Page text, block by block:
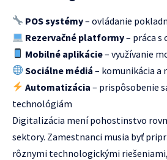
POS systémy– ovládanie
Rezervačné platformy– práca s
Mobilné aplikácie– využívanie
Sociálne médiá – komunikácia a
Automatizácia – prispôsobenie
technológiám
Digitalizácia mení pohostinstvo
sektory. Zamestnanci musia byť
rôznymi technologickými riešeniami,